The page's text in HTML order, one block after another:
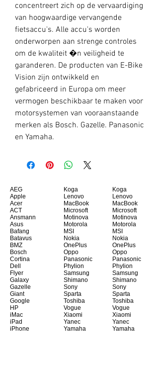
concentreert zich op de vervaardiging
van hoogwaardige vervangende
fietsaccu's. Alle accu's worden
onderworpen aan strenge controles
om de kwaliteit �n veiligheid te
garanderen. De producten van E-Bike
Vision zijn ontwikkeld en
gefabriceerd in Europa om meer
vermogen beschikbaar te maken voor
motorsystemen van vooraanstaande
merken als Bosch. Gazelle. Panasonic
en Yamaha.
AEG
Apple
Acer
ACT
Ansmann
Asus
Bafang
Batavus
BMZ
Bosch
Cortina
Dell
Flyer
Galaxy
Gazelle
Giant
Google
HP
iMac
iPad
iPhone
Koga
Lenovo
MacBook
Microsoft
Motinova
Motorola
MSI
Nokia
OnePlus
Oppo
Panasonic
Phylion
Samsung
Shimano
Sony
Sparta
Toshiba
Vogue
Xiaomi
Yanec
Yamaha
Koga
Lenovo
MacBook
Microsoft
Motinova
Motorola
MSI
Nokia
OnePlus
Oppo
Panasonic
Phylion
Samsung
Shimano
Sony
Sparta
Toshiba
Vogue
Xiaomi
Yanec
Yamaha